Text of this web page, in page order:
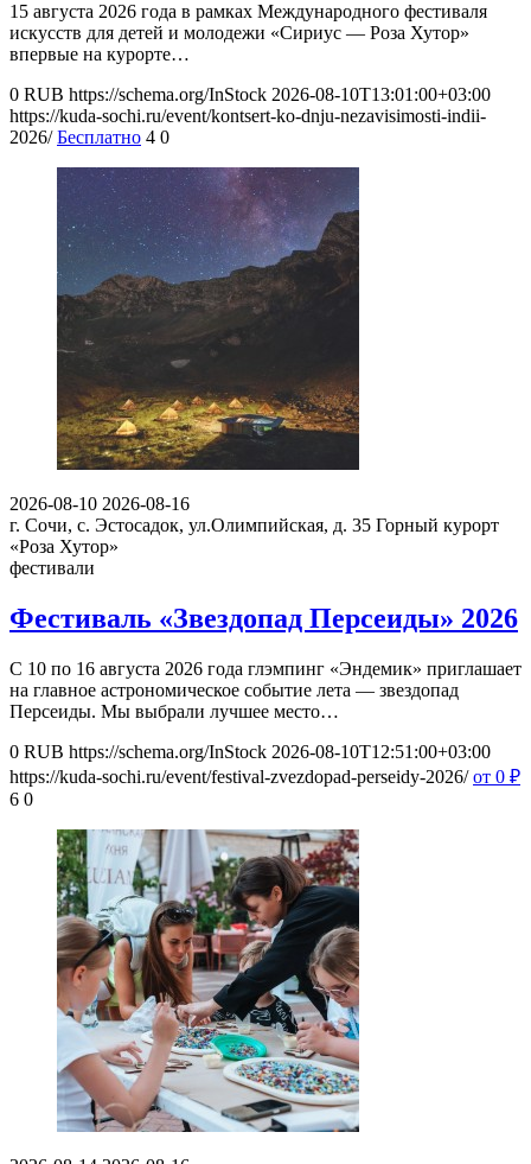
15 августа 2026 года в рамках Международного фестиваля
искусств для детей и молодежи «Сириус — Роза Хутор»
впервые на курорте…
0 RUB https://schema.org/InStock 2026-08-10T13:01:00+03:00
https://kuda-sochi.ru/event/kontsert-ko-dnju-nezavisimosti-indii-
2026/ Бесплатно 4 0
2026-08-10 2026-08-16
г. Сочи, с. Эстосадок, ул.Олимпийская, д. 35 Горный курорт
«Роза Хутор»
фестивали
Фестиваль «Звездопад Персеиды» 2026
С 10 по 16 августа 2026 года глэмпинг «Эндемик» приглашает
на главное астрономическое событие лета — звездопад
Персеиды. Мы выбрали лучшее место…
0 RUB https://schema.org/InStock 2026-08-10T12:51:00+03:00
https://kuda-sochi.ru/event/festival-zvezdopad-perseidy-2026/ от 0 ₽
6 0